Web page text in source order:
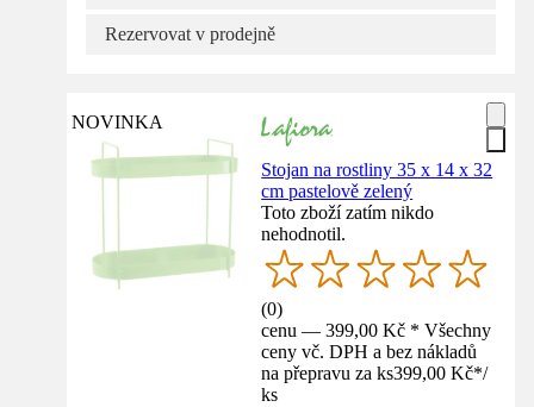
Rezervovat v prodejně
NOVINKA
Stojan na rostliny 35 x 14 x 32
cm pastelově zelený
Toto zboží zatím nikdo
nehodnotil.
(0)
cenu — 399,00 Kč * Všechny
ceny vč. DPH a bez nákladů
na přepravu za ks399,00 Kč*/
ks